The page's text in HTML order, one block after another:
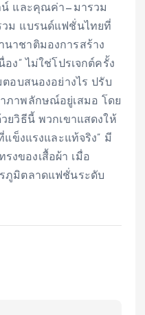
น์ และคุณค่า—มารวม
วม แบรนด์แฟชั่นไทยที่
นาชาติมองการสร้าง
ง” ไม่ใช่โปรเจกต์ครั้ง
ตอบสนองอย่างไร ปรับ
ภาพลักษณ์อยู่เสมอ โดย
ยวิธีนี้ พวกเขาแสดงให้
แข็งแรงและแท้จริง” มี
งของเสื้อผ้า เมื่อ
ภูมิตลาดแฟชั่นระดับ